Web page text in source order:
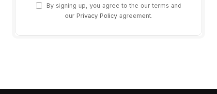
By signing up, you agree to the our terms and
our Privacy Policyagreement.